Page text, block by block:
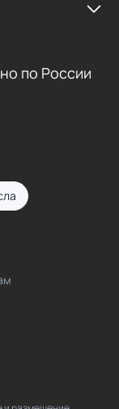
по России